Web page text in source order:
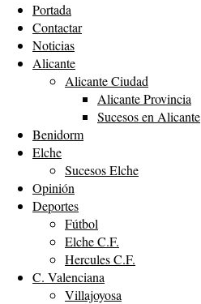
Portada
Contactar
Noticias
Alicante
Alicante Ciudad
Alicante Provincia
Sucesos en Alicante
Benidorm
Elche
Sucesos Elche
Opinión
Deportes
Fútbol
Elche C.F.
Hercules C.F.
C. Valenciana
Villajoyosa